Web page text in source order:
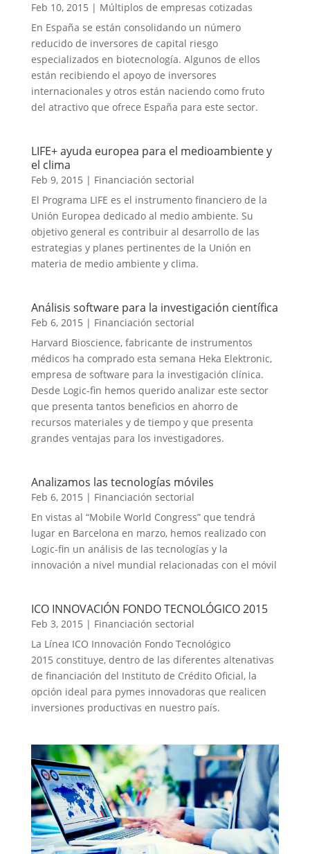
Feb 10, 2015 | Múltiplos de empresas cotizadas
En España se están consolidando un número
reducido de inversores de capital riesgo
especializados en biotecnología. Algunos de ellos
están recibiendo el apoyo de inversores
internacionales y otros están naciendo como fruto
del atractivo que ofrece España para este sector.
LIFE+ ayuda europea para el medioambiente y
el clima
Feb 9, 2015 | Financiación sectorial
El Programa LIFE es el instrumento financiero de la
Unión Europea dedicado al medio ambiente. Su
objetivo general es contribuir al desarrollo de las
estrategias y planes pertinentes de la Unión en
materia de medio ambiente y clima.
Análisis software para la investigación científica
Feb 6, 2015 | Financiación sectorial
Harvard Bioscience, fabricante de instrumentos
médicos ha comprado esta semana Heka Elektronic,
empresa de software para la investigación clínica.
Desde Logic-fin hemos querido analizar este sector
que presenta tantos beneficios en ahorro de
recursos materiales y de tiempo y que presenta
grandes ventajas para los investigadores.
Analizamos las tecnologías móviles
Feb 6, 2015 | Financiación sectorial
En vistas al “Mobile World Congress” que tendrá
lugar en Barcelona en marzo, hemos realizado con
Logic-fin un análisis de las tecnologías y la
innovación a nivel mundial relacionadas con el móvil
ICO INNOVACIÓN FONDO TECNOLÓGICO 2015
Feb 3, 2015 | Financiación sectorial
La Línea ICO Innovación Fondo Tecnológico
2015 constituye, dentro de las diferentes altenativas
de financiación del Instituto de Crédito Oficial, la
opción ideal para pymes innovadoras que realicen
inversiones productivas en nuestro país.